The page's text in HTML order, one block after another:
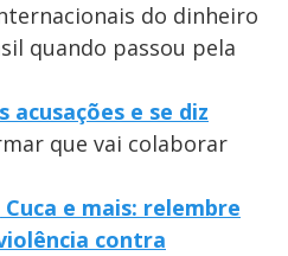
do dinheiro
quando passou pela
acusações e se diz
que vai colaborar
e mais: relembre
contra